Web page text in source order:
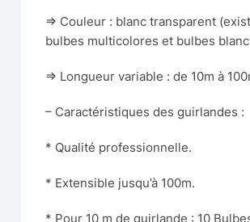
=> Couleur : blanc transparent
bulbes multicolores et bulbes
=> Longueur variable : de 10m à
– Caractéristiques des guirlandes :
* Qualité professionnelle.
* Extensible jusqu’à 100m.
* Pour 10 m de guirlande : 10